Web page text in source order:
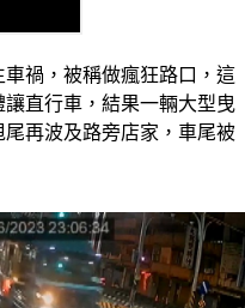
禍，被稱做瘋狂路口，這
直行車，結果一輛大型曳
再波及路旁店家，車尾被